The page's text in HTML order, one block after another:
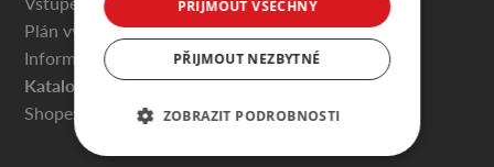
Plán výstaviště
Informace pro návštěvníky
Katalog vystavovatelů
Shopex.cz
PŘIJMOUT VŠECHNY
PŘIJMOUT NEZBYTNÉ
ZOBRAZIT PODROBNOSTI